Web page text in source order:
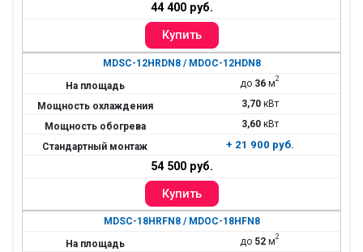
44 400 руб.
MDSC-12HRDN8 / MDOC-12HDN8
до 36 м2
3,70кВт
3,60кВт
+ 21 900 руб.
54 500 руб.
MDSC-18HRFN8 / MDOC-18HFN8
до 52 м2